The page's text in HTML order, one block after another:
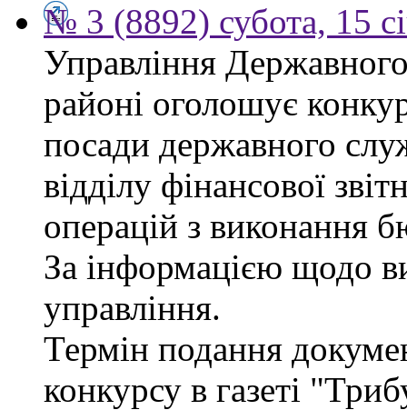
№ 3 (8892) субота, 15
Управління
районі оголошує
посади державного
відділу фінансової
операцій з виконання
За інформацією щодо
управління.
Термін подання
конкурсу в газеті